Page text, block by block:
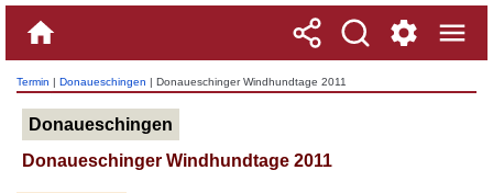
Termin | Donaueschingen | Donaueschinger Windhundtage 2011
Donaueschingen
Donaueschinger Windhundtage 2011